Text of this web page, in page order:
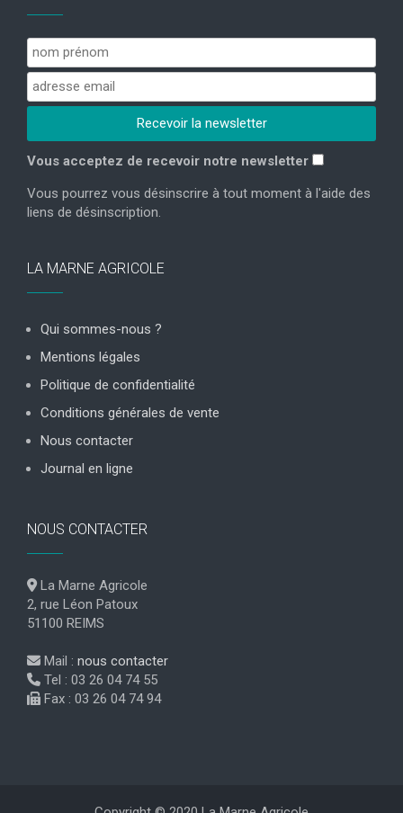
Vous acceptez de recevoir notre newsletter
Vous pourrez vous désinscrire à tout moment à l'aide des
liens de désinscription.
LA MARNE AGRICOLE
Qui sommes-nous ?
Mentions légales
Politique de confidentialité
Conditions générales de vente
Nous contacter
Journal en ligne
NOUS CONTACTER
La Marne Agricole
2, rue Léon Patoux
51100 REIMS
Mail : nous contacter
Tel : 03 26 04 74 55
Fax : 03 26 04 74 94